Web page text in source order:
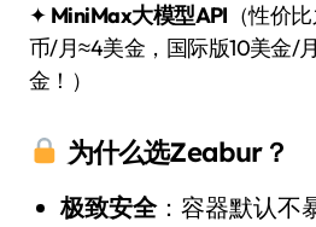
✦ MiniMax大模型API （性价
币/月≈4美金，国际版10美金/
金！）
为什么选Zeabur？
极致安全：容器默认不